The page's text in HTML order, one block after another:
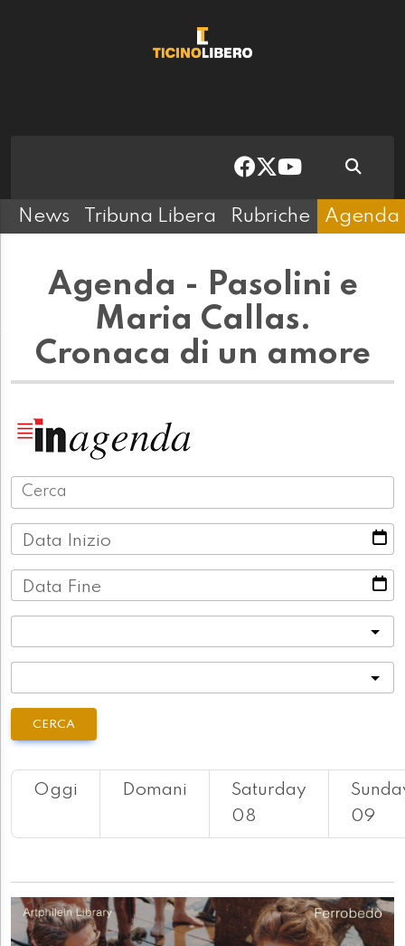
News Tribuna Libera Rubriche Agenda
Agenda - Pasolini e
Maria Callas.
Cronaca di un amore
Data Inizio
Data Fine
CERCA
Oggi Domani
Saturday
08
09